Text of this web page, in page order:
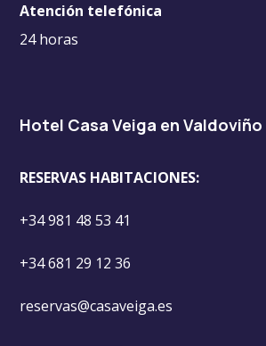
Atención telefónica
24 horas
Hotel Casa Veiga en Valdoviño
RESERVAS HABITACIONES:
+34 981 48 53 41
+34 681 29 12 36
reservas@casaveiga.es